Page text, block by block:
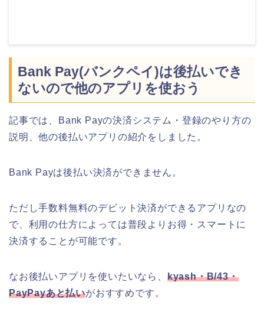
Bank Pay(バンクペイ)は後払いでき
ないので他のアプリを使おう
記事では、Bank Payの決済システム・登録のやり方の
説明、他の後払いアプリの紹介をしました。
Bank Payは後払い決済ができません。
ただし手数料無料のデビット決済ができるアプリなの
で、利用の仕方によっては普段よりお得・スマートに
決済することが可能です。
なお後払いアプリを使いたいなら、 kyash・B/43・
PayPayあと払いがおすすめです。